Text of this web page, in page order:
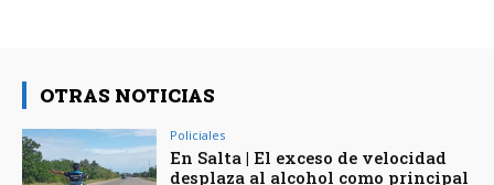
OTRAS NOTICIAS
Policiales
En Salta | El exceso de velocidad
desplaza al alcohol como principal